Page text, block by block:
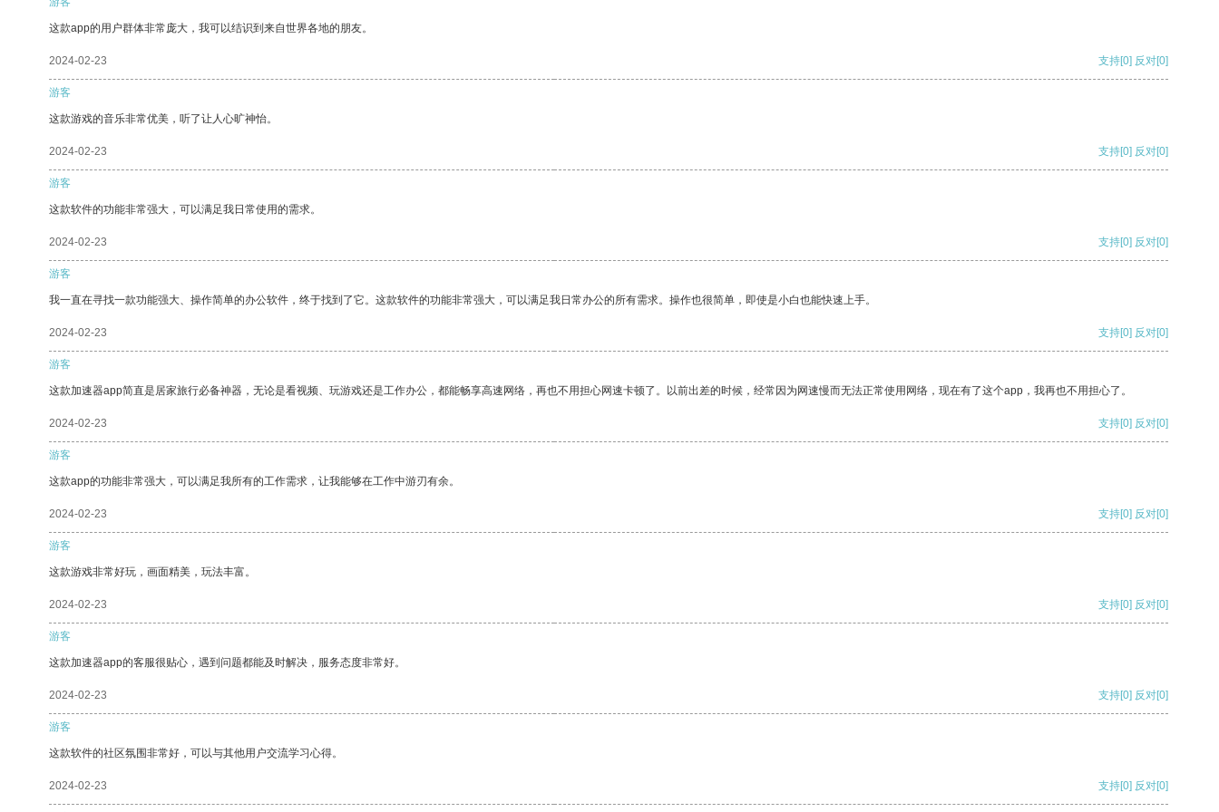
这款app的用户群体非常庞大，我可以结识到来自世界各地的朋友。
2024-02-23 支持[0] 反对[0]
游客
这款游戏的音乐非常优美，听了让人心旷神怡。
2024-02-23 支持[0] 反对[0]
游客
这款软件的功能非常强大，可以满足我日常使用的需求。
2024-02-23 支持[0] 反对[0]
游客
我一直在寻找一款功能强大、操作简单的办公软件，终于找到了它。这款软件的功能非常强大，可以满足我日常办公的所有需求。操作也很简单，即使是小白也能快速上手。
2024-02-23 支持[0] 反对[0]
游客
这款加速器app简直是居家旅行必备神器，无论是看视频、玩游戏还是工作办公，都能畅享高速网络，再也不用担心网速卡顿了。以前出差的时候，经常因为网速慢而无法正常使用网络，现在有了这个app，我再也不用担心了。
2024-02-23 支持[0] 反对[0]
游客
这款app的功能非常强大，可以满足我所有的工作需求，让我能够在工作中游刃有余。
2024-02-23 支持[0] 反对[0]
游客
这款游戏非常好玩，画面精美，玩法丰富。
2024-02-23 支持[0] 反对[0]
游客
这款加速器app的客服很贴心，遇到问题都能及时解决，服务态度非常好。
2024-02-23 支持[0] 反对[0]
游客
这款软件的社区氛围非常好，可以与其他用户交流学习心得。
2024-02-23 支持[0] 反对[0]